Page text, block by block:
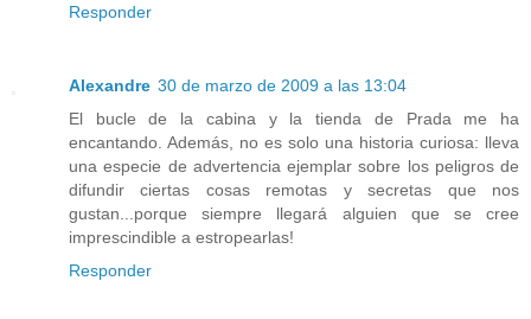
Responder
Alexandre 30 de marzo de 2009 a las 13:04
El bucle de la cabina y la tienda de Prada me ha
encantando. Además, no es solo una historia curiosa: lleva
una especie de advertencia ejemplar sobre los peligros de
difundir ciertas cosas remotas y secretas que nos
gustan...porque siempre llegará alguien que se cree
imprescindible a estropearlas!
Responder